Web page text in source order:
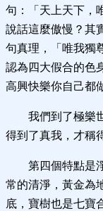
句：「天上天下，
說話這麼傲慢？其
句真理，「唯我獨
認為四大假合的色
高興快樂你自己都
我們到了極樂
得到了真我，才稱
第四個特點是
常的清淨，黃金為
底，寶樹也是七寶